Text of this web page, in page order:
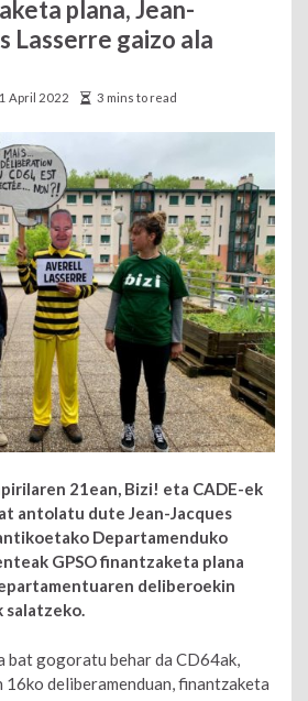
plana, Jean-
Lasserre gaizo ala
April 2022 3 mins to read
21ean, Bizi! eta CADE-ek
antolatu dute Jean-Jacques
Departamenduko
GPSO finantzaketa plana
deliberoekin
salatzeko.
bat gogoratu behar da CD64ak,
16ko deliberamenduan, finantzaketa